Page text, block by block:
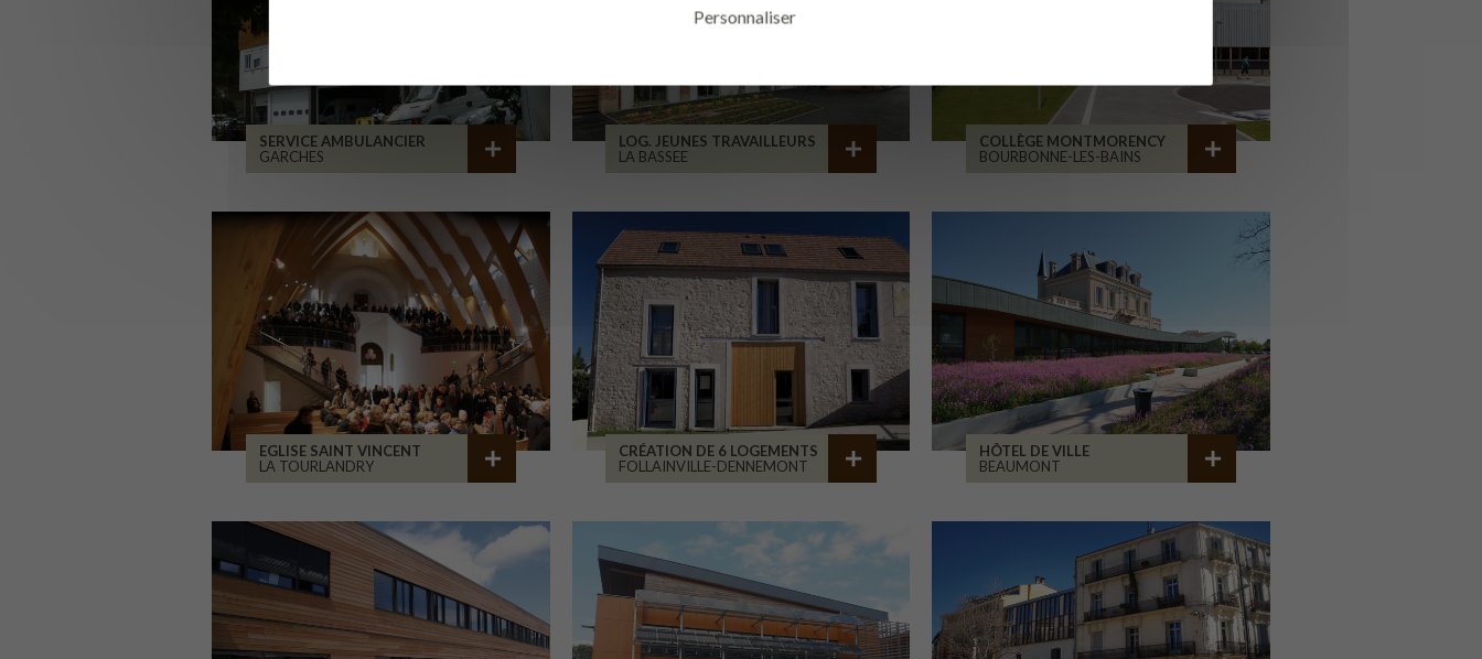
Personnaliser
SERVICE AMBULANCIER
GARCHES
LOG. JEUNES TRAVAILLEURS
LA BASSEE
COLLÈGE MONTMORENCY
BOURBONNE-LES-BAINS
EGLISE SAINT VINCENT
LA TOURLANDRY
CRÉATION DE 6 LOGEMENTS
FOLLAINVILLE-DENNEMONT
HÔTEL DE VILLE
BEAUMONT